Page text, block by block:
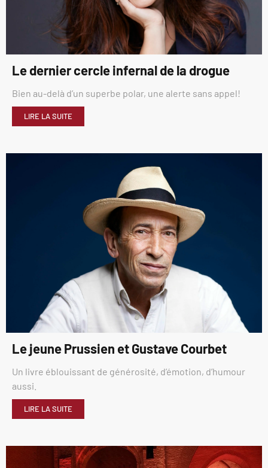
Le dernier cercle infernal de la drogue
Bien au-delà d’un superbe polar, une alerte sans appel!
LIRE LA SUITE
Le jeune Prussien et Gustave Courbet
Un livre éblouissant de générosité, d’émotion, d’humour
aussi.
LIRE LA SUITE